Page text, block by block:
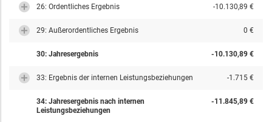
26: Ordentliches Ergebnis -10.130,89 €
29: Außerordentliches Ergebnis 0 €
30: Jahresergebnis -10.130,89 €
33: Ergebnis der internen Leistungsbeziehungen -1.715 €
34: Jahresergebnis nach internen
Leistungsbeziehungen
-11.845,89 €